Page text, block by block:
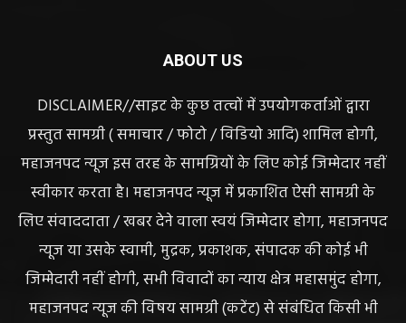
ABOUT US
DISCLAIMER//साइट के कुछ तत्वों में उपयोगकर्ताओं द्वारा
प्रस्तुत सामग्री ( समाचार / फोटो / विडियो आदि) शामिल होगी,
महाजनपद न्यूज इस तरह के सामग्रियों के लिए कोई जिम्मेदार नहीं
स्वीकार करता है। महाजनपद न्यूज में प्रकाशित ऐसी सामग्री के
लिए संवाददाता / खबर देने वाला स्वयं जिम्मेदार होगा, महाजनपद
न्यूज या उसके स्वामी, मुद्रक, प्रकाशक, संपादक की कोई भी
जिम्मेदारी नहीं होगी, सभी विवादों का न्याय क्षेत्र महासमुंद होगा,
महाजनपद न्यूज की विषय सामग्री (कटेंट) से संबंधित किसी भी